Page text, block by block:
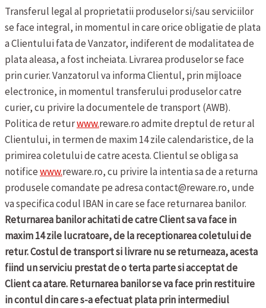
Transferul legal al proprietatii produselor si/sau serviciilor
se face integral, in momentul in care orice obligatie de plata
a Clientului fata de Vanzator, indiferent de modalitatea de
plata aleasa, a fost incheiata. Livrarea produselor se face
prin curier. Vanzatorul va informa Clientul, prin mijloace
electronice, in momentul transferului produselor catre
curier, cu privire la documentele de transport (AWB).
Politica de returwww.reware.ro admite dreptul de retur al
Clientului, in termen de maxim 14 zile calendaristice, de la
primirea coletului de catre acesta. Clientul se obliga sa
notificewww.reware.ro, cu privire la intentia sa de a returna
produsele comandate pe adresa contact@reware.ro, unde
va specifica codul IBAN in care se face returnarea banilor.
Returnarea banilor achitati de catre Client sa va face in
maxim 14 zile lucratoare, de la receptionarea coletului de
retur. Costul de transport si livrare nu se returneaza, acesta
fiind un serviciu prestat de o terta parte si acceptat de
Client ca atare. Returnarea banilor se va face prin restituire
in contul din care s-a efectuat plata prin intermediul